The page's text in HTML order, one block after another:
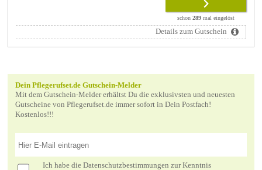
schon289 mal eingelöst
Details zum Gutschein
Dein Pflegerufset.de Gutschein-Melder
Mit dem Gutschein-Melder erhältst Du die exklusivsten und neuesten
Gutscheine von Pflegerufset.de immer sofort in Dein Postfach!
Kostenlos!!!
Ich habe die Datenschutzbestimmungen zur Kenntnis